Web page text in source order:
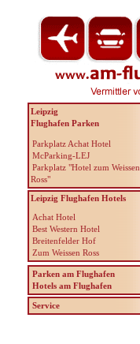
Leipzig
Flughafen Parken
Parkplatz Achat Hotel
McParking-LEJ
Parkplatz "Hotel zum Weissen
Ross"
Leipzig Flughafen Hotels
Achat Hotel
Best Western Hotel
Breitenfelder Hof
Zum Weissen Ross
Parken am Flughafen
Hotels am Flughafen
Service